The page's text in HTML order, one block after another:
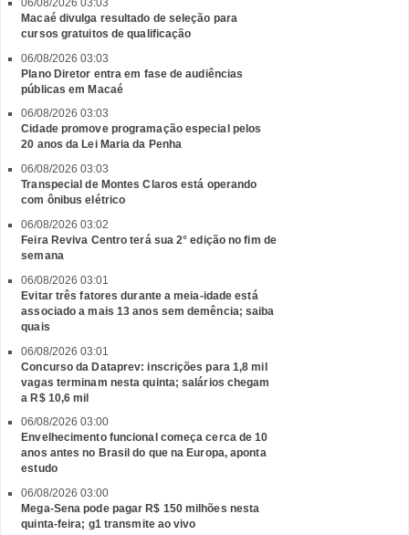
06/08/2026 03:03
Macaé divulga resultado de seleção para
cursos gratuitos de qualificação
06/08/2026 03:03
Plano Diretor entra em fase de audiências
públicas em Macaé
06/08/2026 03:03
Cidade promove programação especial pelos
20 anos da Lei Maria da Penha
06/08/2026 03:03
Transpecial de Montes Claros está operando
com ônibus elétrico
06/08/2026 03:02
Feira Reviva Centro terá sua 2° edição no fim de
semana
06/08/2026 03:01
Evitar três fatores durante a meia-idade está
associado a mais 13 anos sem demência; saiba
quais
06/08/2026 03:01
Concurso da Dataprev: inscrições para 1,8 mil
vagas terminam nesta quinta; salários chegam
a R$ 10,6 mil
06/08/2026 03:00
Envelhecimento funcional começa cerca de 10
anos antes no Brasil do que na Europa, aponta
estudo
06/08/2026 03:00
Mega-Sena pode pagar R$ 150 milhões nesta
quinta-feira; g1 transmite ao vivo